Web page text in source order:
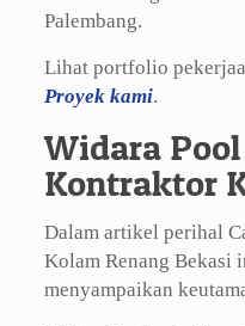
Palembang.
Lihat portfolio
Proyek kami.
Widara Pool
Kontraktor
Dalam artikel perihal
Kolam Renang Bekasi
menyampaikan